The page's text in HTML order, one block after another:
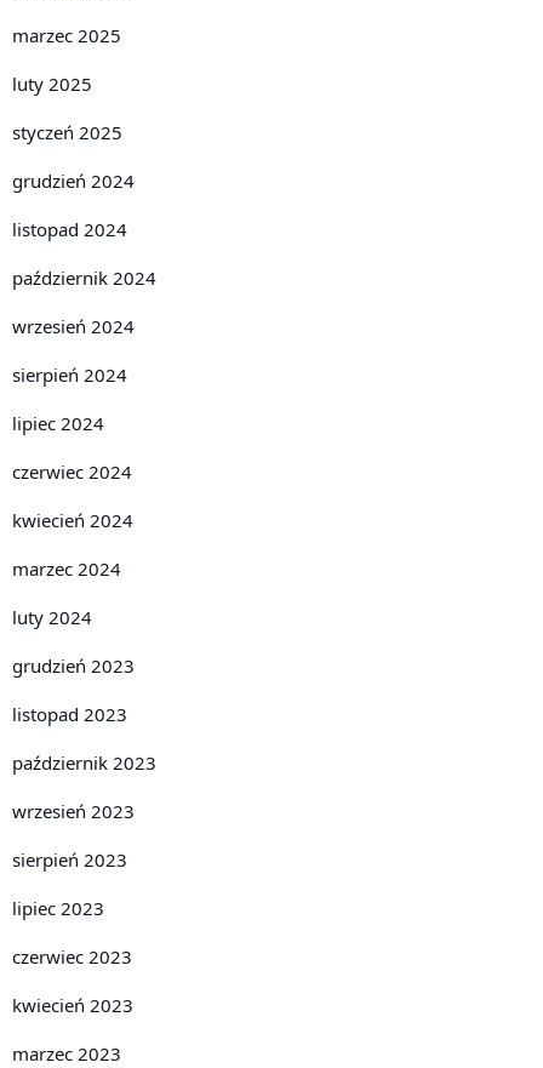
marzec 2025
luty 2025
styczeń 2025
grudzień 2024
listopad 2024
październik 2024
wrzesień 2024
sierpień 2024
lipiec 2024
czerwiec 2024
kwiecień 2024
marzec 2024
luty 2024
grudzień 2023
listopad 2023
październik 2023
wrzesień 2023
sierpień 2023
lipiec 2023
czerwiec 2023
kwiecień 2023
marzec 2023